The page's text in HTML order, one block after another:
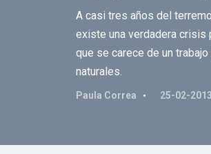
A casi tres años del
existe una verdadera crisis
que se carece de un
naturales.
Paula Correa 25-02-2013